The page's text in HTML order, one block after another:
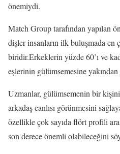
önemiydi.
Match Group tarafından yapılan
dişler insanların ilk buluşmada
biridir.Erkeklerin yüzde 60’ı ve
eşlerinin gülümsemesine
Uzmanlar, gülümsemenin bir
arkadaş canlısı görünmesini
özellikle çok sayıda flört profili
son derece önemli olabileceğini